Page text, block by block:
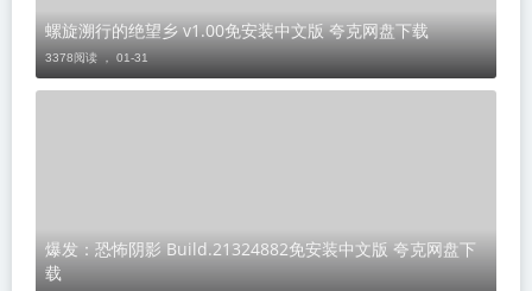
螺旋溯行的绝望乡 v1.00免安装中文版 夸克网盘下载
3378阅读 ， 01-31
爆发：恐怖阴影 Build.21324882免安装中文版 夸克网盘下
载